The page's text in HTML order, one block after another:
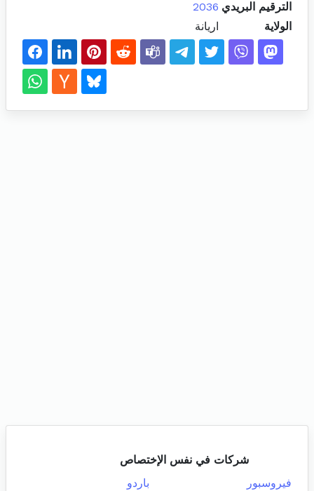
الترقيم البريدي 2036
الولاية
اريانة
شركات في نفس الإختصاص
فيروسبور
باردو